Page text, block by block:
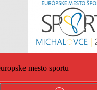
mesto sportu